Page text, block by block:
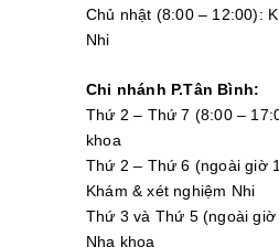
Chủ nhật (8:00 – 12:00):
Nhi
Chi nhánh P.Tân Bình:
Thứ 2 – Thứ 7 (8:00 –
khoa
Thứ 2 – Thứ 6 (ngoài giờ
Khám & xét nghiệm Nhi
Thứ 3 và Thứ 5 (ngoài
Nha khoa